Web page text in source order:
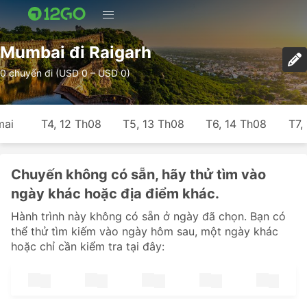
Mumbai đi Raigarh
0 chuyến đi (USD 0 – USD 0)
T4, 12 Th08 T5, 13 Th08 T6, 14 Th08 T7,
Chuyến không có sẵn, hãy thử tìm vào
ngày khác hoặc địa điểm khác.
Hành trình này không có sẵn ở ngày đã chọn. Bạn có
thể thử tìm kiếm vào ngày hôm sau, một ngày khác
hoặc chỉ cần kiểm tra tại đây: